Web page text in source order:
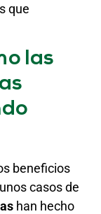
que
las
beneficios
casos de
han hecho